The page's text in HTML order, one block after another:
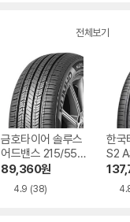
전체보기
금호타이어 솔루스
어드밴스 215/55R
17
89,360원
4.9 (38)
한국
S2